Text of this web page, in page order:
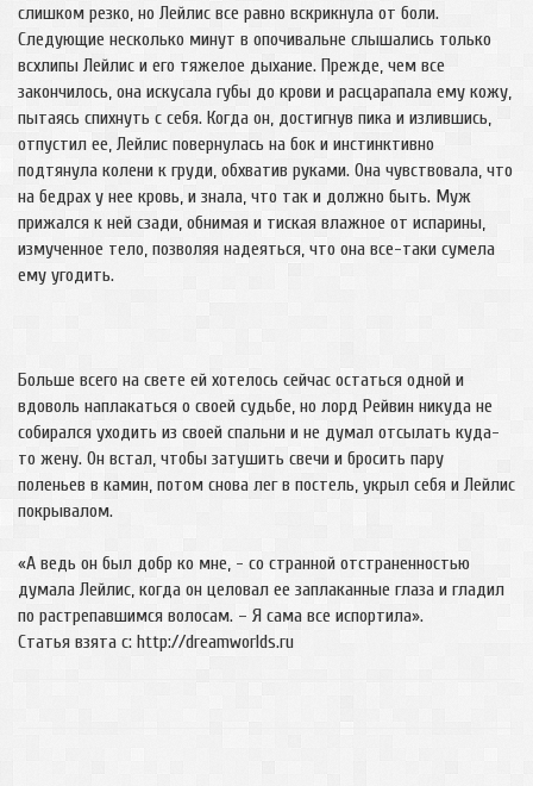
слишком резко, но Лейлис все равно вскрикнула от боли.
Следующие несколько минут в опочивальне слышались только
всхлипы Лейлис и его тяжелое дыхание. Прежде, чем все
закончилось, она искусала губы до крови и расцарапала ему кожу,
пытаясь спихнуть с себя. Когда он, достигнув пика и излившись,
отпустил ее, Лейлис повернулась на бок и инстинктивно
подтянула колени к груди, обхватив руками. Она чувствовала, что
на бедрах у нее кровь, и знала, что так и должно быть. Муж
прижался к ней сзади, обнимая и тиская влажное от испарины,
измученное тело, позволяя надеяться, что она все-таки сумела
ему угодить.
Больше всего на свете ей хотелось сейчас остаться одной и
вдоволь наплакаться о своей судьбе, но лорд Рейвин никуда не
собирался уходить из своей спальни и не думал отсылать куда-
то жену. Он встал, чтобы затушить свечи и бросить пару
поленьев в камин, потом снова лег в постель, укрыл себя и Лейлис
покрывалом.
«А ведь он был добр ко мне, - со странной отстраненностью
думала Лейлис, когда он целовал ее заплаканные глаза и гладил
по растрепавшимся волосам. – Я сама все испортила».
Статья взята с: http://dreamworlds.ru